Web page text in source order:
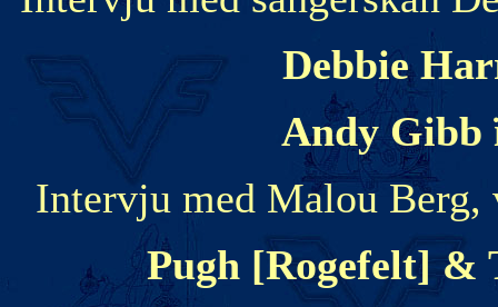
Debbie
Andy
Intervju med Malou
Pugh [Rogefelt] &